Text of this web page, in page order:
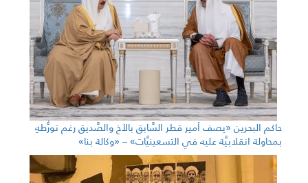
حاكم البحرين «يصف أمير قطر السَّابق بالأخ والصَّديق رغم تورُّطهِ
بمحاولة انقلابيَّة عليه في التسعينيَّات» – «وكالة بنا»